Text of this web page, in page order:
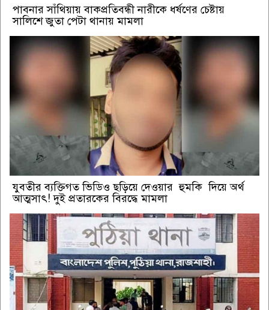
পাবনার সাঁথিয়ায় বাকপ্রতিবন্ধী নারীকে ধর্ষণের চেষ্টায়
সালিশে জুতা পেটা থানায় মামলা
যুবতীর ব্যক্তিগত ভিডিও ছড়িয়ে দেওয়ার হুমকি দিয়ে অর্থ
আত্মসাৎ! দুই প্রতারকের বিরদ্ধে মামলা